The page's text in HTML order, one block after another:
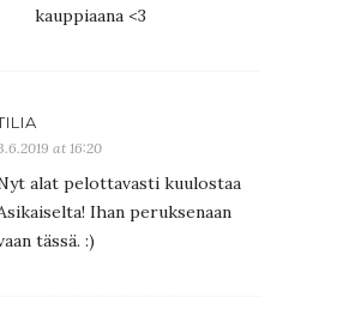
kauppiaana <3
at 16:20
alat pelottavasti kuulostaa
Ihan peruksenaan
tässä. :)